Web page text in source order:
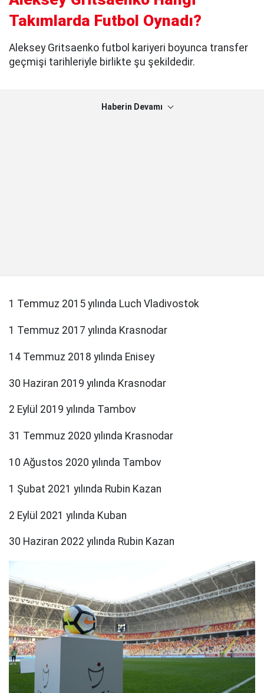
Takımlarda Futbol Oynadı?
Aleksey Gritsaenko futbol kariyeri boyunca transfer
geçmişi tarihleriyle birlikte şu şekildedir.
Haberin Devamı
1 Temmuz 2015 yılında Luch Vladivostok
1 Temmuz 2017 yılında Krasnodar
14 Temmuz 2018 yılında Enisey
30 Haziran 2019 yılında Krasnodar
2 Eylül 2019 yılında Tambov
31 Temmuz 2020 yılında Krasnodar
10 Ağustos 2020 yılında Tambov
1 Şubat 2021 yılında Rubin Kazan
2 Eylül 2021 yılında Kuban
30 Haziran 2022 yılında Rubin Kazan